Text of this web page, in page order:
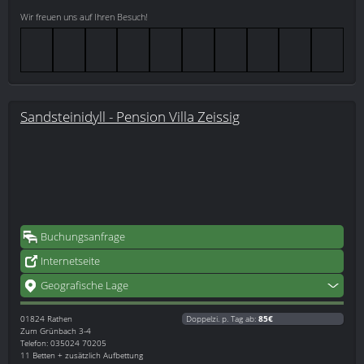
Wir freuen uns auf Ihren Besuch!
Sandsteinidyll - Pension Villa Zeissig
Buchungsanfrage
Internetseite
Geografische Lage
01824 Rathen
Zum Grünbach 3-4
Telefon: 035024 70205
11 Betten + zusätzlich Aufbettung
Doppelzi. p. Tag ab: 85€